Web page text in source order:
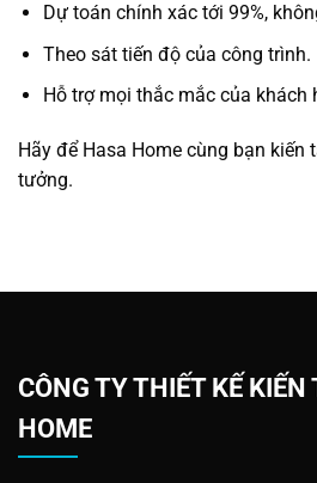
Dự toán chính xác tới 99%,
Theo sát tiến độ của công trình.
Hỗ trợ mọi thắc mắc của khách
Hãy để Hasa Home cùng bạn kiến
tưởng.
CÔNG TY THIẾT KẾ
HOME